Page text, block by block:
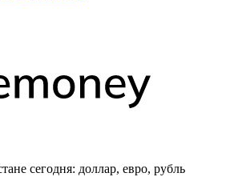
сегодня: доллар, евро, рубль